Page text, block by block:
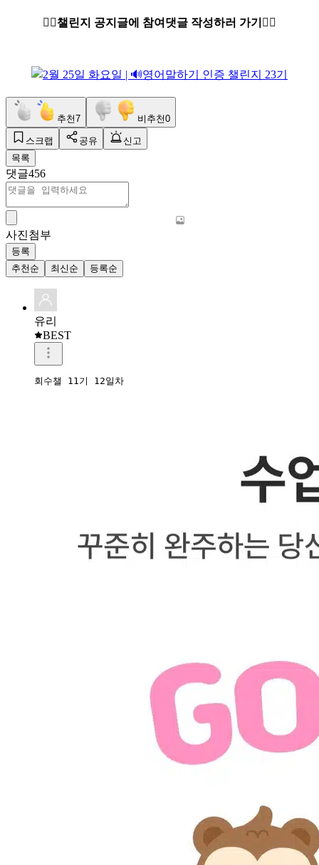
👇🏻챌린지 공지글에 참여댓글 작성하러 가기👇🏻
추천7 비추천0
스크랩 공유
신고
목록
댓글456
사진첨부
등록
추천순
최신순 등록순
유리
BEST
회수챌 11기 12일차